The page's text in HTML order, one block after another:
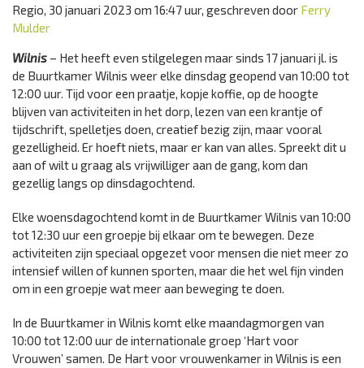
Regio, 30 januari 2023 om 16:47 uur, geschreven door Ferry
Mulder
Wilnis – Het heeft even stilgelegen maar sinds 17 januari jl. is
de Buurtkamer Wilnis weer elke dinsdag geopend van 10:00 tot
12:00 uur. Tijd voor een praatje, kopje koffie, op de hoogte
blijven van activiteiten in het dorp, lezen van een krantje of
tijdschrift, spelletjes doen, creatief bezig zijn, maar vooral
gezelligheid. Er hoeft niets, maar er kan van alles. Spreekt dit u
aan of wilt u graag als vrijwilliger aan de gang, kom dan
gezellig langs op dinsdagochtend.
Elke woensdagochtend komt in de Buurtkamer Wilnis van 10:00
tot 12:30 uur een groepje bij elkaar om te bewegen. Deze
activiteiten zijn speciaal opgezet voor mensen die niet meer zo
intensief willen of kunnen sporten, maar die het wel fijn vinden
om in een groepje wat meer aan beweging te doen.
In de Buurtkamer in Wilnis komt elke maandagmorgen van
10:00 tot 12:00 uur de internationale groep ‘Hart voor
Vrouwen’ samen. De Hart voor vrouwenkamer in Wilnis is een